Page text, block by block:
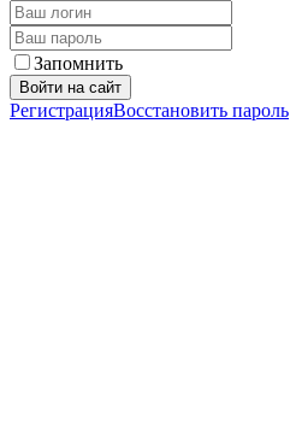
Запомнить
Войти на сайт
РегистрацияВосстановить пароль